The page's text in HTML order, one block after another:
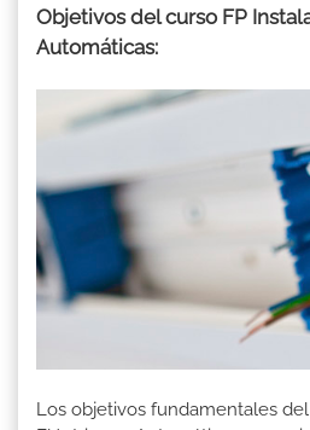
Objetivos del curso FP
Automáticas:
Los objetivos fundamentales